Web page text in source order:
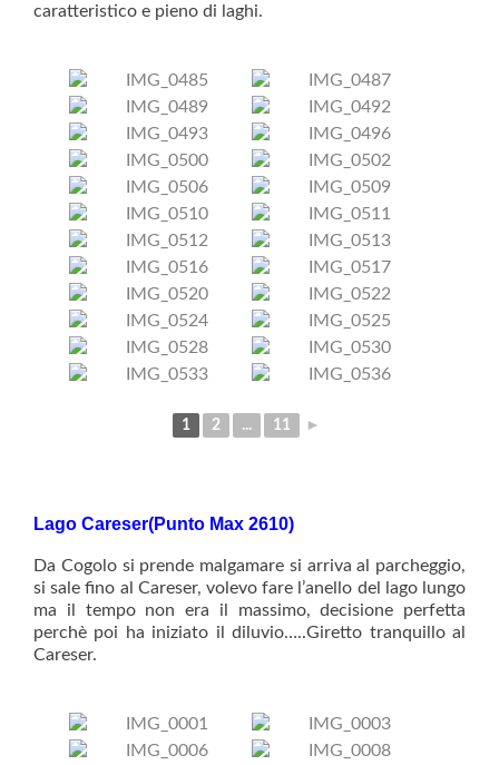
caratteristico e pieno di laghi.
1 2 ... 11 ►
Lago Careser(Punto Max 2610)
Da Cogolo si prende malgamare si arriva al parcheggio,
si sale fino al Careser, volevo fare l’anello del lago lungo
ma il tempo non era il massimo, decisione perfetta
perchè poi ha iniziato il diluvio…..Giretto tranquillo al
Careser.